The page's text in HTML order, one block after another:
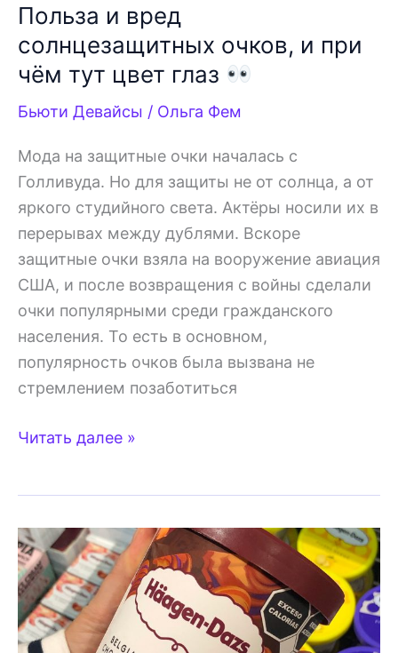
Польза и вред
солнцезащитных очков, и при
чём тут цвет глаз
Бьюти Девайсы / Ольга Фем
Мода на защитные очки началась с
Голливуда. Но для защиты не от солнца, а от
яркого студийного света. Актёры носили их в
перерывах между дублями. Вскоре
защитные очки взяла на вооружение авиация
США, и после возвращения с войны сделали
очки популярными среди гражданского
населения. То есть в основном,
популярность очков была вызвана не
стремлением позаботиться
Польза
очков,
и
при
чём
тут
Читать далее »